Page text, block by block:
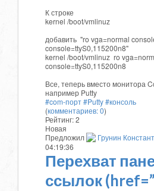
К строке
kernel /boot/vmlinuz
добавить "ro vga=normal
console=ttyS0,115200n8"
kernel /boot/vmlinuz ro
console=ttyS0,115200n8
Все, теперь вместо монитора
например Putty
#com-порт #Putty #консоль
(комментариев: 0)
Рейтинг:2
Новая
Предложил
Грунин
04:19:36
Перехват
ссылок